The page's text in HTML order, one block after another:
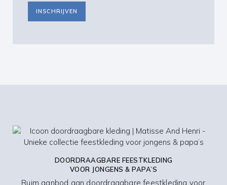
INSCHRIJVEN
DOORDRAAGBARE FEESTKLEDING
VOOR JONGENS & PAPA’S
Ruim aanbod aan doordraagbare feestkleding voor